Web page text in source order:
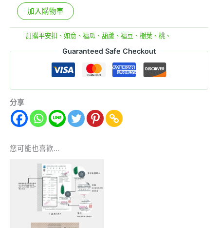
加入購物車
訂購平安扣、如意、福瓜、葫蘆、福豆、樹葉、桃、
Guaranteed Safe Checkout
分享
您可能也喜歡…